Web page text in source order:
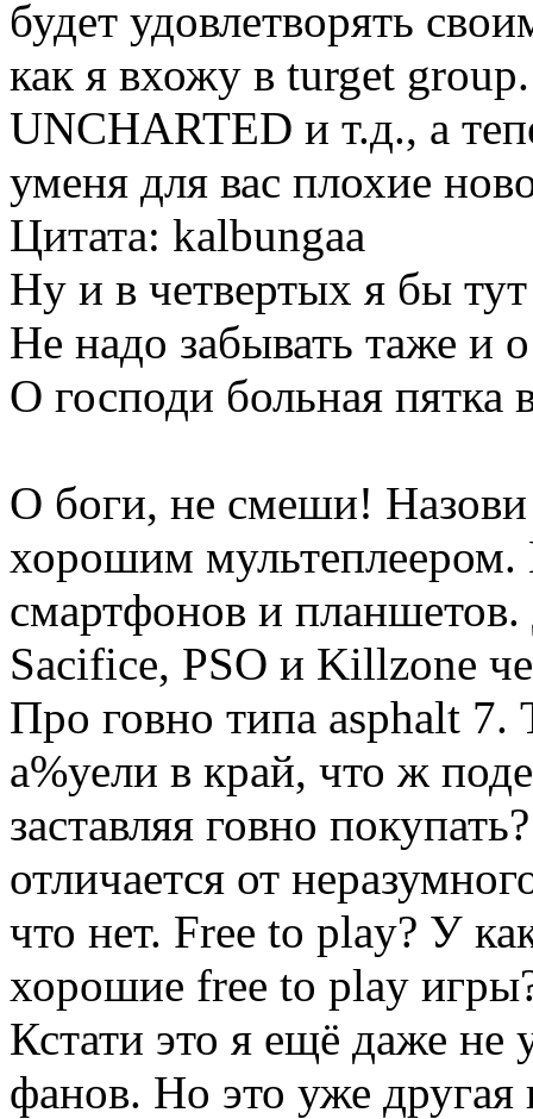
будет удовлетворять
как я вхожу в turget
UNCHARTED и т.д., а
уменя для вас плохие
Цитата: kalbungaa
Ну и в четвертых я бы
Не надо забывать таже и
О господи больная пятка
О боги, не смеши!
хорошим
смартфонов и
Sacifice, PSO и Killzone
Про говно типа asphalt
а%уели в край, что ж
заставляя говно
отличается от
что нет. Free to play? У
хорошие free to play
Кстати это я ещё даже
фанов. Но это уже другая